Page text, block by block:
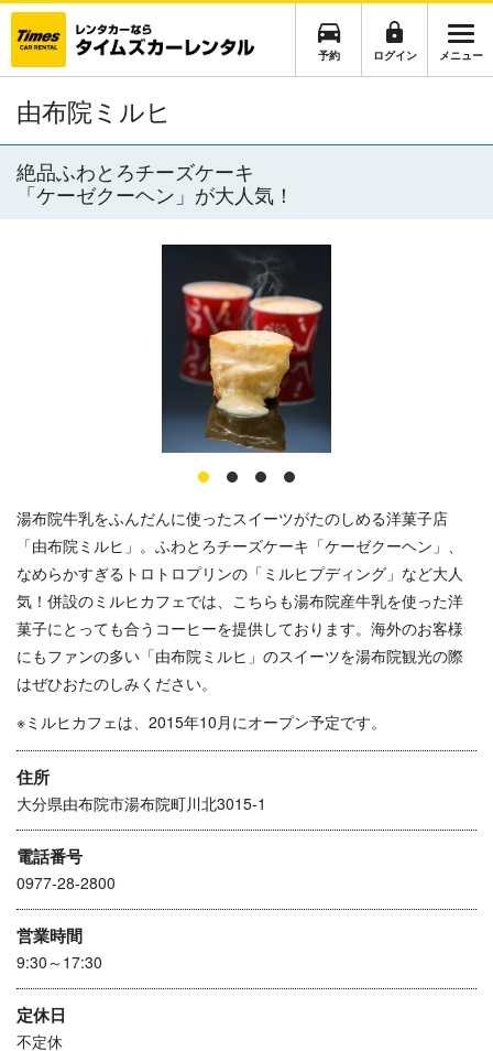
予約 ログイン メニュー
由布院ミルヒ
絶品ふわとろチーズケーキ
「ケーゼクーヘン」が大人気！
湯布院牛乳をふんだんに使ったスイーツがたのしめる洋菓子店
「由布院ミルヒ」。ふわとろチーズケーキ「ケーゼクーヘン」、
なめらかすぎるトロトロプリンの「ミルヒプディング」など大人
気！併設のミルヒカフェでは、こちらも湯布院産牛乳を使った洋
菓子にとっても合うコーヒーを提供しております。海外のお客様
にもファンの多い「由布院ミルヒ」のスイーツを湯布院観光の際
はぜひおたのしみください。
※ミルヒカフェは、2015年10月にオープン予定です。
住所
大分県由布院市湯布院町川北3015-1
電話番号
0977-28-2800
営業時間
9:30～17:30
定休日
不定休